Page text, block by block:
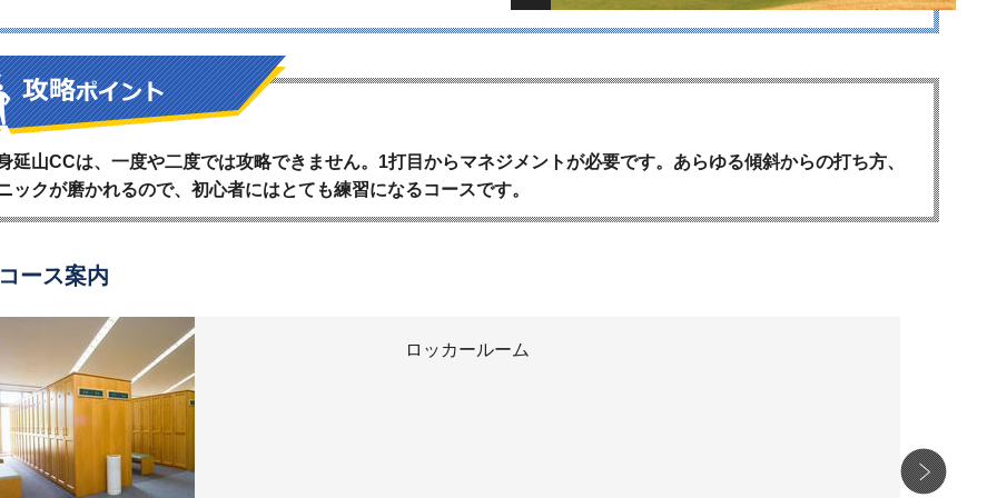
延山CCは、一度や二度では攻略できません。1打目からマネジメントが必要です。あらゆる傾斜からの打ち方、
ックが磨かれるので、初心者にはとても練習になるコースです。
ース案内
ロッカールーム